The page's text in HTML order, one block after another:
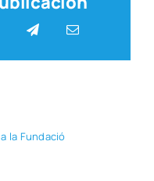
la Fun­da­ció